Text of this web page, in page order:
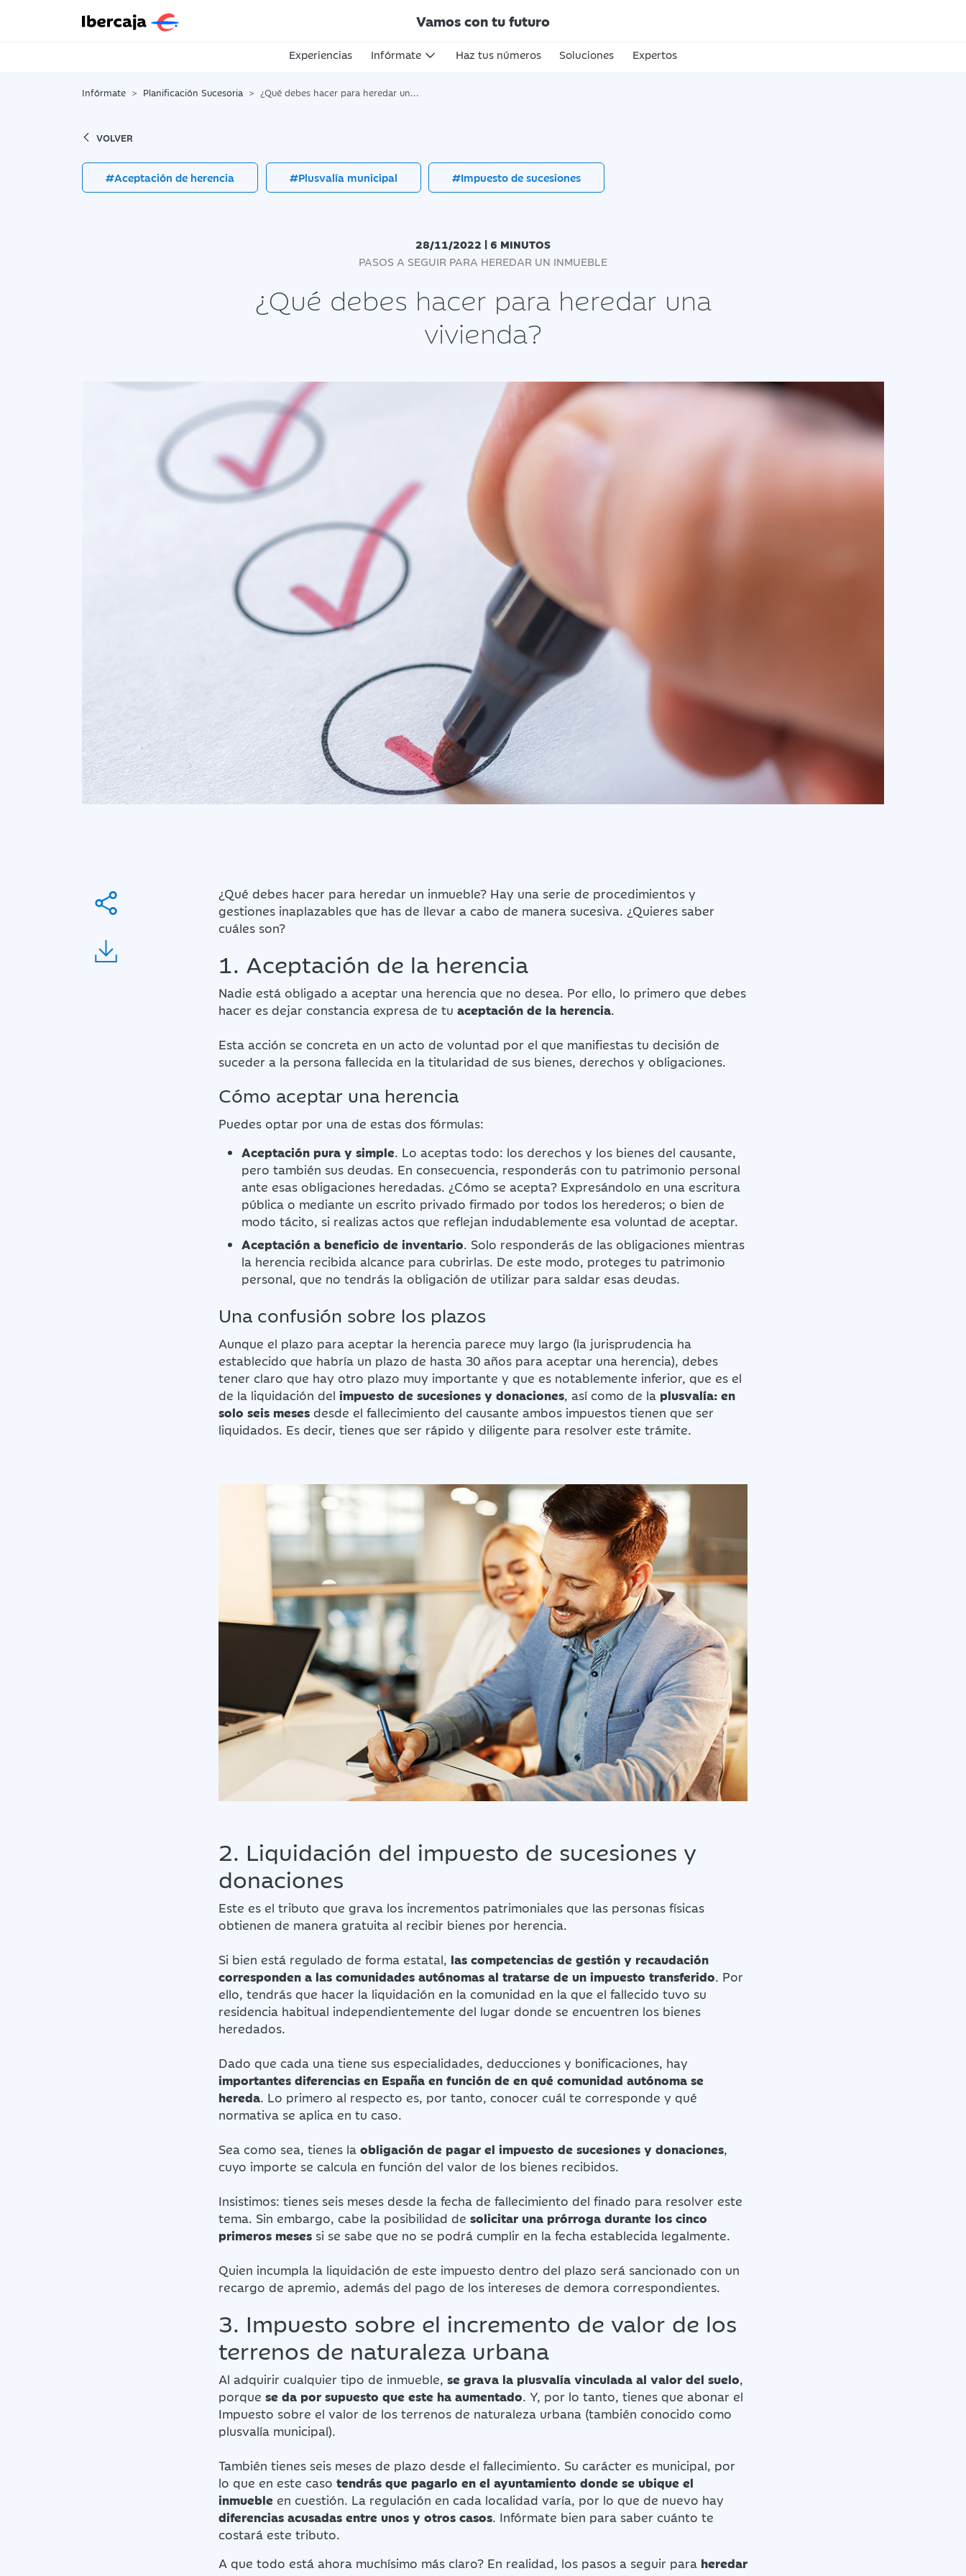
Vamos con tu futuro
Experiencias Infórmate Haz tus números Soluciones Expertos
Infórmate Planificación Sucesoria ¿Qué debes hacer para heredar una vivienda?
VOLVER
#Aceptación de herencia #Plusvalía municipal #Impuesto de sucesiones
28/11/2022 | 6 MINUTOS
PASOS A SEGUIR PARA HEREDAR UN INMUEBLE
¿Qué debes hacer para heredar una
vivienda?
¿Qué debes hacer para heredar un inmueble? Hay una serie de procedimientos y
gestiones inaplazables que has de llevar a cabo de manera sucesiva. ¿Quieres saber
cuáles son?
1. Aceptación de la herencia
Nadie está obligado a aceptar una herencia que no desea. Por ello, lo primero que debes
hacer es dejar constancia expresa de tu aceptación de la herencia.
Esta acción se concreta en un acto de voluntad por el que manifiestas tu decisión de
suceder a la persona fallecida en la titularidad de sus bienes, derechos y obligaciones.
Cómo aceptar una herencia
Puedes optar por una de estas dos fórmulas:
Aceptación pura y simple. Lo aceptas todo: los derechos y los bienes del causante,
pero también sus deudas. En consecuencia, responderás con tu patrimonio personal
ante esas obligaciones heredadas. ¿Cómo se acepta? Expresándolo en una escritura
pública o mediante un escrito privado firmado por todos los herederos; o bien de
modo tácito, si realizas actos que reflejan indudablemente esa voluntad de aceptar.
Aceptación a beneficio de inventario. Solo responderás de las obligaciones mientras
la herencia recibida alcance para cubrirlas. De este modo, proteges tu patrimonio
personal, que no tendrás la obligación de utilizar para saldar esas deudas.
Una confusión sobre los plazos
Aunque el plazo para aceptar la herencia parece muy largo (la jurisprudencia ha
establecido que habría un plazo de hasta 30 años para aceptar una herencia), debes
tener claro que hay otro plazo muy importante y que es notablemente inferior, que es el
de la liquidación del impuesto de sucesiones y donaciones, así como de la plusvalía: en
solo seis meses desde el fallecimiento del causante ambos impuestos tienen que ser
liquidados. Es decir, tienes que ser rápido y diligente para resolver este trámite.
2. Liquidación del impuesto de sucesiones y
donaciones
Este es el tributo que grava los incrementos patrimoniales que las personas físicas
obtienen de manera gratuita al recibir bienes por herencia.
Si bien está regulado de forma estatal, las competencias de gestión y recaudación
corresponden a las comunidades autónomas al tratarse de un impuesto transferido. Por
ello, tendrás que hacer la liquidación en la comunidad en la que el fallecido tuvo su
residencia habitual independientemente del lugar donde se encuentren los bienes
heredados.
Dado que cada una tiene sus especialidades, deducciones y bonificaciones, hay
importantes diferencias en España en función de en qué comunidad autónoma se
hereda. Lo primero al respecto es, por tanto, conocer cuál te corresponde y qué
normativa se aplica en tu caso.
Sea como sea, tienes la obligación de pagar el impuesto de sucesiones y donaciones,
cuyo importe se calcula en función del valor de los bienes recibidos.
Insistimos: tienes seis meses desde la fecha de fallecimiento del finado para resolver este
tema. Sin embargo, cabe la posibilidad de solicitar una prórroga durante los cinco
primeros meses si se sabe que no se podrá cumplir en la fecha establecida legalmente.
Quien incumpla la liquidación de este impuesto dentro del plazo será sancionado con un
recargo de apremio, además del pago de los intereses de demora correspondientes.
3. Impuesto sobre el incremento de valor de los
terrenos de naturaleza urbana
Al adquirir cualquier tipo de inmueble, se grava la plusvalía vinculada al valor del suelo,
porque se da por supuesto que este ha aumentado. Y, por lo tanto, tienes que abonar el
Impuesto sobre el valor de los terrenos de naturaleza urbana (también conocido como
plusvalía municipal).
También tienes seis meses de plazo desde el fallecimiento. Su carácter es municipal, por
lo que en este caso tendrás que pagarlo en el ayuntamiento donde se ubique el
inmueble en cuestión. La regulación en cada localidad varía, por lo que de nuevo hay
diferencias acusadas entre unos y otros casos. Infórmate bien para saber cuánto te
costará este tributo.
A que todo está ahora muchísimo más claro? En realidad, los pasos a seguir para heredar